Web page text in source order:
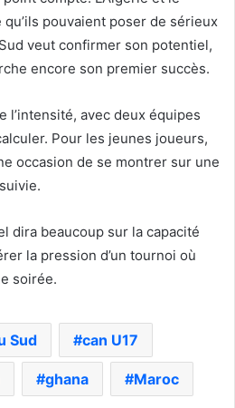
pouvaient poser de sérieux
veut confirmer son potentiel,
encore son premier succès.
l’intensité, avec deux équipes
Pour les jeunes joueurs,
occasion de se montrer sur une
dira beaucoup sur la capacité
la pression d’un tournoi où
soirée.
Sud can U17
ghana Maroc